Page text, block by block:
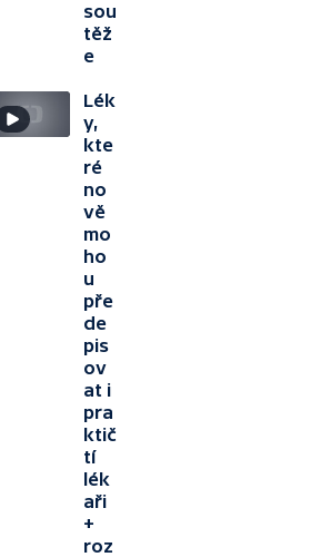
sou
těž
e
Lék
y,
kte
ré
no
vě
mo
ho
u
pře
de
pis
ov
at i
pra
ktič
tí
lék
aři
+
roz